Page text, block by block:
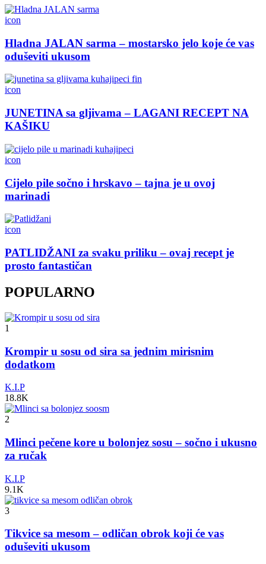
icon
Hladna JALAN sarma – mostarsko jelo koje će vas
oduševiti ukusom
icon
JUNETINA sa gljivama – LAGANI RECEPT NA
KAŠIKU
icon
Cijelo pile sočno i hrskavo – tajna je u ovoj
marinadi
icon
PATLIDŽANI za svaku priliku – ovaj recept je
prosto fantastičan
POPULARNO
1
Krompir u sosu od sira sa jednim mirisnim
dodatkom
K.I.P
18.8K
2
Mlinci pečene kore u bolonjez sosu – sočno i ukusno
za ručak
K.I.P
9.1K
3
Tikvice sa mesom – odličan obrok koji će vas
oduševiti ukusom